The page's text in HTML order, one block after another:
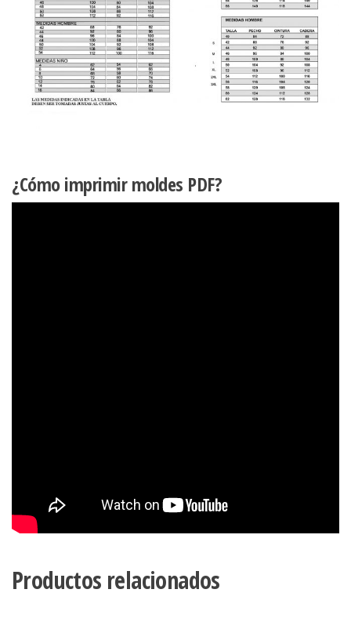
¿Cómo imprimir moldes PDF?
Productos relacionados